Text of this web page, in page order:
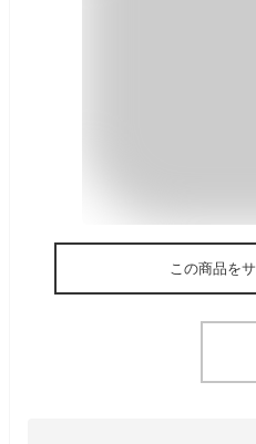
この商品を